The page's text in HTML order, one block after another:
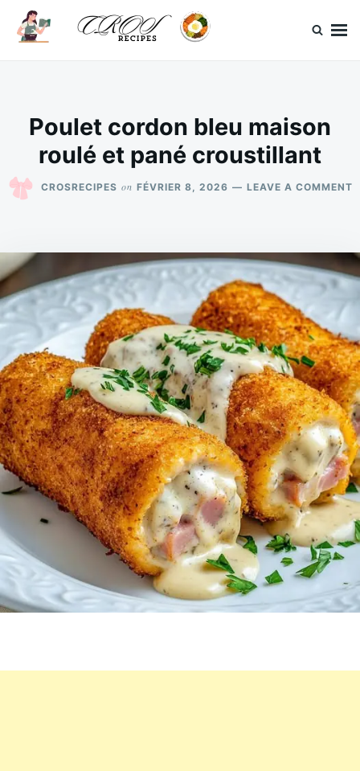
SkipSearch
for:
Poulet cordon bleu maison
roulé et pané croustillant
CROSRECIPES on FÉVRIER 8, 2026 LEAVE A COMMENT